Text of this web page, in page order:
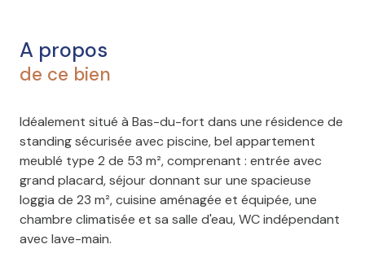
A propos
de ce bien
Idéalement situé à Bas-du-fort dans une résidence de
standing sécurisée avec piscine, bel appartement
meublé type 2 de 53 m², comprenant : entrée avec
grand placard, séjour donnant sur une spacieuse
loggia de 23 m², cuisine aménagée et équipée, une
chambre climatisée et sa salle d'eau, WC indépendant
avec lave-main.